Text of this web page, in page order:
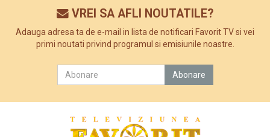
VREI SA AFLI NOUTATILE?
Adauga adresa ta de e-mail in lista de notificari Favorit TV si vei
primi noutati privind programul si emisiunile noastre.